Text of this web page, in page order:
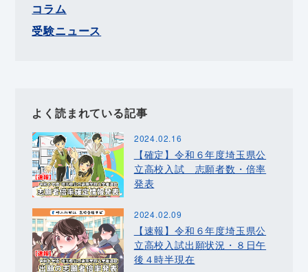
コラム
受験ニュース
よく読まれている記事
2024.02.16
【確定】令和６年度埼玉県公
立高校入試 志願者数・倍率
発表
2024.02.09
【速報】令和６年度埼玉県公
立高校入試出願状況・８日午
後４時半現在